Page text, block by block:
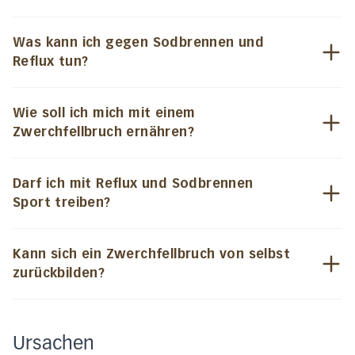
Was kann ich gegen Sodbrennen und
Reflux tun?
Wie soll ich mich mit einem
Zwerchfellbruch ernähren?
Darf ich mit Reflux und Sodbrennen
Sport treiben?
Kann sich ein Zwerchfellbruch von selbst
zurückbilden?
Ursachen